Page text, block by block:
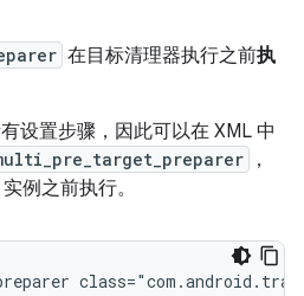
在目标清理器执行之前执
设置步骤，因此可以在 XML 中
，
实例之前执行。